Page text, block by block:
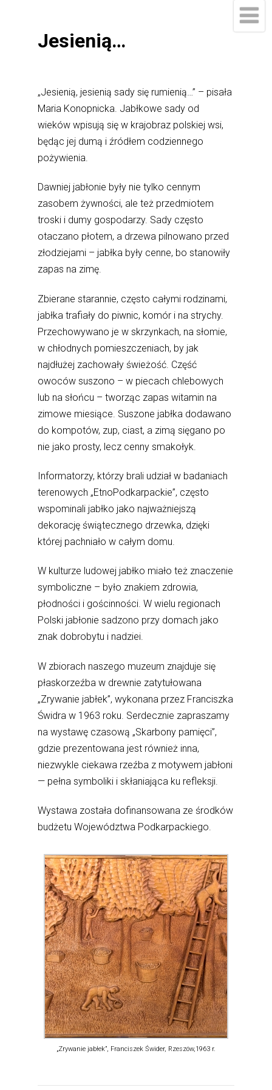
Jesienią…
„Jesienią, jesienią sady się rumienią…” – pisała
Maria Konopnicka. Jabłkowe sady od
wieków wpisują się w krajobraz polskiej wsi,
będąc jej dumą i źródłem codziennego
pożywienia.
Dawniej jabłonie były nie tylko cennym
zasobem żywności, ale też przedmiotem
troski i dumy gospodarzy. Sady często
otaczano płotem, a drzewa pilnowano przed
złodziejami – jabłka były cenne, bo stanowiły
zapas na zimę.
Zbierane starannie, często całymi rodzinami,
jabłka trafiały do piwnic, komór i na strychy.
Przechowywano je w skrzynkach, na słomie,
w chłodnych pomieszczeniach, by jak
najdłużej zachowały świeżość. Część
owoców suszono – w piecach chlebowych
lub na słońcu – tworząc zapas witamin na
zimowe miesiące. Suszone jabłka dodawano
do kompotów, zup, ciast, a zimą sięgano po
nie jako prosty, lecz cenny smakołyk.
Informatorzy, którzy brali udział w badaniach
terenowych „EtnoPodkarpackie”, często
wspominali jabłko jako najważniejszą
dekorację świątecznego drzewka, dzięki
której pachniało w całym domu.
W kulturze ludowej jabłko miało też znaczenie
symboliczne – było znakiem zdrowia,
płodności i gościnności. W wielu regionach
Polski jabłonie sadzono przy domach jako
znak dobrobytu i nadziei.
W zbiorach naszego muzeum znajduje się
płaskorzeźba w drewnie zatytułowana
„Zrywanie jabłek”, wykonana przez Franciszka
Świdra w 1963 roku. Serdecznie zapraszamy
na wystawę czasową „Skarbony pamięci”,
gdzie prezentowana jest również inna,
niezwykle ciekawa rzeźba z motywem jabłoni
— pełna symboliki i skłaniająca ku refleksji.
Wystawa została dofinansowana ze środków
budżetu Województwa Podkarpackiego.
„Zrywanie jabłek”, Franciszek Świder, Rzeszów,1963 r.